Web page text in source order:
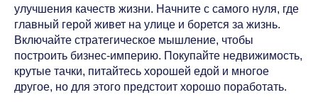
улучшения качеств жизни. Начните с самого нуля, где
главный герой живет на улице и борется за жизнь.
Включайте стратегическое мышление, чтобы
построить бизнес-империю. Покупайте недвижимость,
крутые тачки, питайтесь хорошей едой и многое
другое, но для этого предстоит хорошо поработать.